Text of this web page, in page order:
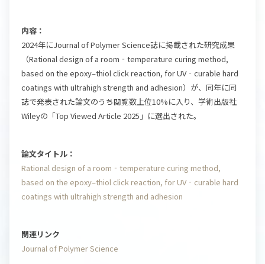
内容：
2024年にJournal of Polymer Science誌に掲載された研究成果
（Rational design of a room‐temperature curing method,
based on the epoxy–thiol click reaction, for UV‐curable hard
coatings with ultrahigh strength and adhesion）が、同年に同
誌で発表された論文のうち閲覧数上位10%に入り、学術出版社
Wileyの「Top Viewed Article 2025」に選出された。
論文タイトル：
Rational design of a room‐temperature curing method,
based on the epoxy–thiol click reaction, for UV‐curable hard
coatings with ultrahigh strength and adhesion
関連リンク
Journal of Polymer Science